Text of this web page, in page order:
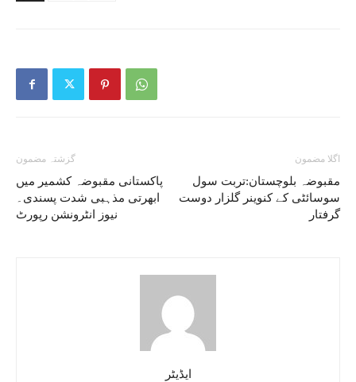
گزشتہ مضمون
پاکستانی مقبوضہ کشمیر میں
ابھرتی مذہبی شدت پسندی۔
نیوز انٹرونشن رپورٹ
اگلا مضمون
مقبوضہ بلوچستان:تربت سول
سوسائٹی کے کنوینر گلزار دوست
گرفتار
ایڈیٹر